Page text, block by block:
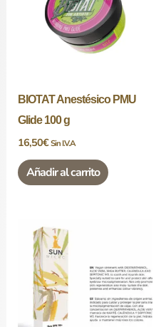
BIOTAT Anestésico PMU
Glide 100 g
16,50€ Sin I.V.A
Añadir al carrito